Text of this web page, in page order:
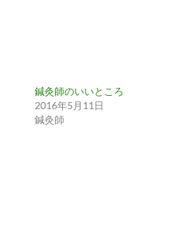
鍼灸師のいいところ
2016年5月11日
鍼灸師